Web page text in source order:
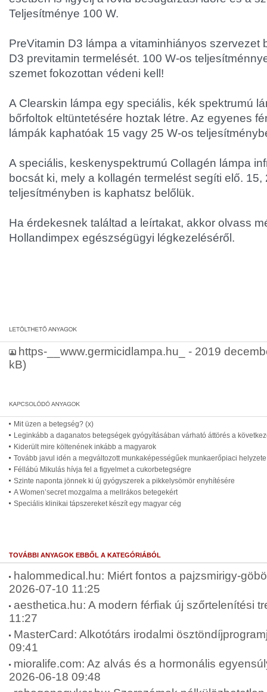
Teljesítménye 100 W.
PreVitamin D3 lámpa a vitaminhiányos szervezet
D3 previtamin termelését. 100 W-os
szemet fokozottan védeni kell!
A Clearskin lámpa egy speciális, kék spektrumú
bőrfoltok eltüntetésére hoztak létre. Az egyenes
lámpák kaphatóak 15 vagy 25 W-os
A speciális, keskenyspektrumú Collagén lámpa
bocsát ki, mely a kollagén termelést segíti elő.
teljesítményben is kaphatsz belőlük.
Ha érdekesnek találtad a leírtakat, akkor olvass
Hollandimpex egészségügyi légkezeléséről.
https-__www.germicidlampa.hu_ - 2019
kB)
Mit üzen a betegség? (x)
Leginkább a daganatos betegségek gyógyításában várható áttörés a
Kiderült mire költenének inkább a magyarok
Tovább javul idén a megváltozott munkaképességűek munkaerőpiaci helyzete
Féllábú Mikulás hívja fel a figyelmet a cukorbetegségre
Szinte naponta jönnek ki új gyógyszerek a pikkelysömör enyhítésére
A Women’secret mozgalma a mellrákos betegekért
Speciális klinikai tápszereket készít egy magyar cég
TOVÁBBI ANYAGOK EBBŐL A KATEGÓRIÁBÓL
halommedical.hu: Miért fontos a pajzsmirigy-
2026-07-10 11:25
aesthetica.hu: A modern férfiak új szőrtelenítési
11:27
MasterCard: Alkotótárs irodalmi
09:41
mioralife.com: Az alvás és a hormonális
2026-06-18 09:48